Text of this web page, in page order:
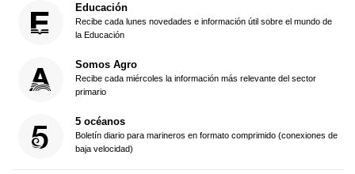
Educación
Recibe cada lunes novedades e información útil sobre el mundo de
la Educación
Somos Agro
Recibe cada miércoles la información más relevante del sector
primario
5 océanos
Boletín diario para marineros en formato comprimido (conexiones de
baja velocidad)